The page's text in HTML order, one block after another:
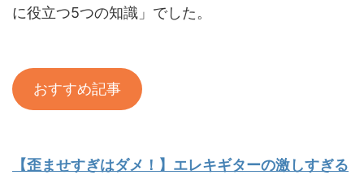
に役立つ5つの知識」でした。
おすすめ記事
【歪ませすぎはダメ！】エレキギターの激しすぎる